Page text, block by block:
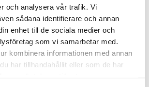
och analysera vår trafik. Vi
sådana identifierare och annan
enhet till de sociala medier och
som vi samarbetar med.
kombinera informationen med annan
har tillhandahållit eller som de har